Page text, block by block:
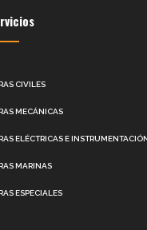
CIVILES
MECÁNICAS
ELÉCTRICAS E
MARINAS
ESPECIALES